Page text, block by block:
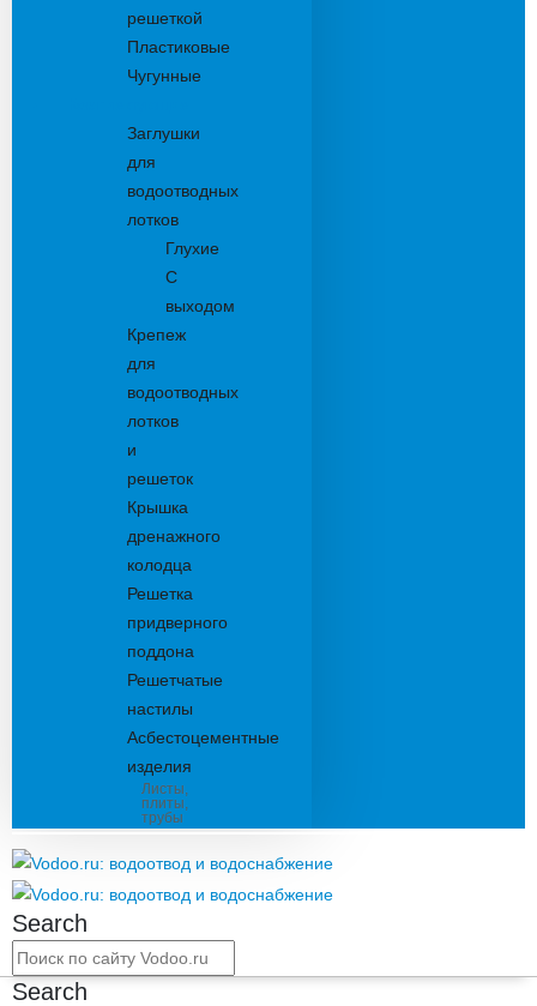
решеткой
Пластиковые
Чугунные
Заглушки
для
водоотводных
лотков
Глухие
С
выходом
Крепеж
для
водоотводных
лотков
и
решеток
Крышка
дренажного
колодца
Решетка
придверного
поддона
Решетчатые
настилы
Асбестоцементные
изделия
Листы,
плиты,
трубы
Search
Search